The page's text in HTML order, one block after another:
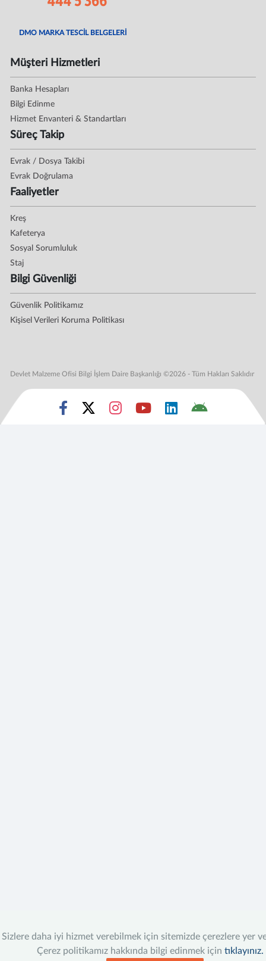
Sizlere daha iyi hizmet verebilmek için sitemizde çerezlere yer
Çerez politikamız hakkında bilgi edinmek için tıklayınız.
DMO MARKA TESCİL BELGELERİ
Müşteri Hizmetleri
Banka Hesapları
Bilgi Edinme
Hizmet Envanteri & Standartları
Süreç Takip
Evrak / Dosya Takibi
Evrak Doğrulama
Faaliyetler
Kreş
Kafeterya
Sosyal Sorumluluk
Staj
Bilgi Güvenliği
Güvenlik Politikamız
Kişisel Verileri Koruma Politikası
Devlet Malzeme Ofisi Bilgi İşlem Daire Başkanlığı ©2026 - Tüm Hakları Saklıdır